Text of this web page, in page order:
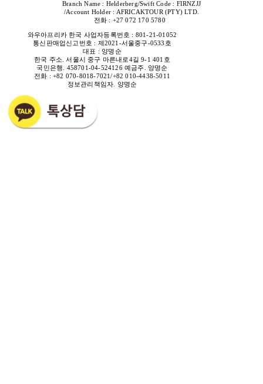
Branch Name : Helderberg/Swift Code : FIRNZJJ
/Account Holder : AFRICAKTOUR (PTY) LTD.
전화 : +27 072 170 5780
와우아프리카 한국 사업자등록번호 : 801-21-01052
통신판매업신고번호 : 제2021-서울중구-0533 호
대표 : 양명순
한국 주소. 서울시 중구 마른내로4길 9-1 401호
국민은행. 458701-04-524126 예금주. 양명순
전화 : +82 070-8018-7021/+82 010-4438-5011
정보관리책임자. 양명순